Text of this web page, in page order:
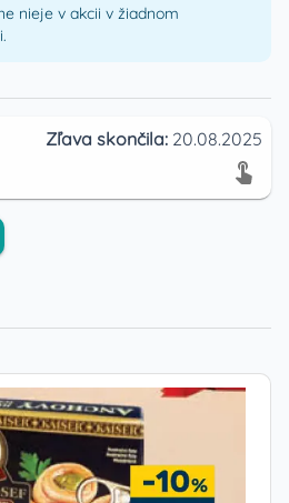
nieje v akcii v žiadnom
Zľava skončila: 20.08.2025